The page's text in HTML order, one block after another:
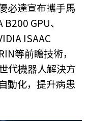
必達宣布攜手馬
GPU、
ISAAC
等前瞻技術，
代機器人解決方
動化，提升病患